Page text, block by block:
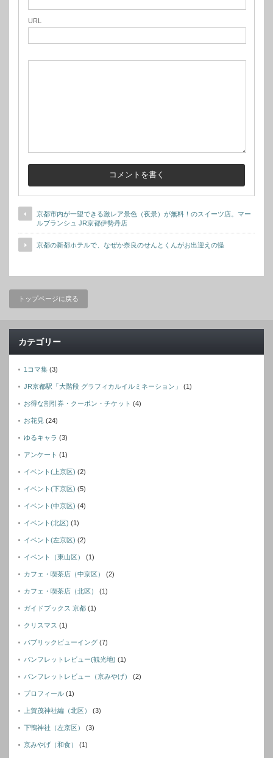
URL
京都市内が一望できる激レア景色（夜景）が無料！のスイーツ店。マー
ルブランシュ JR京都伊勢丹店
京都の新都ホテルで、なぜか奈良のせんとくんがお出迎えの怪
トップページに戻る
カテゴリー
1コマ集 (3)
JR京都駅「大階段 グラフィカルイルミネーション」 (1)
お得な割引券・クーポン・チケット (4)
お花見 (24)
ゆるキャラ (3)
アンケート (1)
イベント(上京区) (2)
イベント(下京区) (5)
イベント(中京区) (4)
イベント(北区) (1)
イベント(左京区) (2)
イベント（東山区） (1)
カフェ・喫茶店（中京区） (2)
カフェ・喫茶店（北区） (1)
ガイドブックス 京都 (1)
クリスマス (1)
パブリックビューイング (7)
パンフレットレビュー(観光地) (1)
パンフレットレビュー（京みやげ） (2)
プロフィール (1)
上賀茂神社編（北区） (3)
下鴨神社（左京区） (3)
京みやげ（和食） (1)